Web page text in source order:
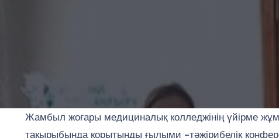
Жамбыл жоғары медициналық колледжінің үйірме
тақырыбында қорытынды ғылыми –тәжірибелік